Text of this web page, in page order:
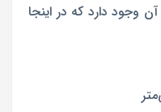
دارد که در اینجا